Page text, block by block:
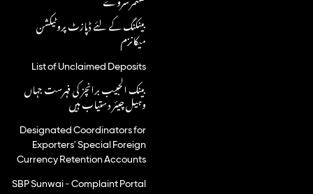
بینکنگ کے لئے ڈپازٹ پروٹیکشن
میکانزم
List of Unclaimed Deposits
بینک الحبیب برانچز کی فہرست جہاں
وہیل چیئر دستیاب ہیں
Designated Coordinators for
Exporters' Special Foreign
Currency Retention Accounts
SBP Sunwai - Complaint Portal